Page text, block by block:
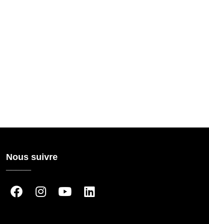
Nous suivre